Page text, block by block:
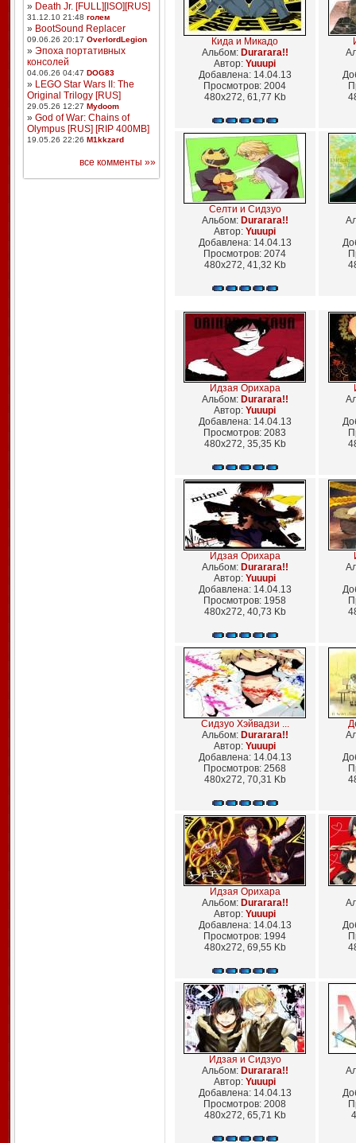
» Death Jr. [FULL][ISO][RUS]
31.12.10 21:48 голем
» BootSound Replacer
09.06.26 20:17 OverlordLegion
» Эпоха портативных
консолей
04.06.26 04:47 DOG83
» LEGO Star Wars II: The
Original Trilogy [RUS]
29.05.26 12:27 Mydoom
» God of War: Chains of
Olympus [RUS] [RIP 400MB]
19.05.26 22:26 M1kkzard
все комменты »»
Кида и Микадо
Альбом: Durarara!!
Автор: Yuuupi
Добавлена: 14.04.13
Просмотров: 2004
480x272, 61,77 Kb
Селти и Сидзуо
Альбом: Durarara!!
Автор: Yuuupi
Добавлена: 14.04.13
Просмотров: 2074
480x272, 41,32 Kb
Идзая Орихара
Альбом: Durarara!!
Автор: Yuuupi
Добавлена: 14.04.13
Просмотров: 2083
480x272, 35,35 Kb
Идзая Орихара
Альбом: Durarara!!
Автор: Yuuupi
Добавлена: 14.04.13
Просмотров: 1958
480x272, 40,73 Kb
Сидзуо Хэйвадзи ...
Альбом: Durarara!!
Автор: Yuuupi
Добавлена: 14.04.13
Просмотров: 2568
480x272, 70,31 Kb
Идзая Орихара
Альбом: Durarara!!
Автор: Yuuupi
Добавлена: 14.04.13
Просмотров: 1994
480x272, 69,55 Kb
Идзая и Сидзуо
Альбом: Durarara!!
Автор: Yuuupi
Добавлена: 14.04.13
Просмотров: 2008
480x272, 65,71 Kb